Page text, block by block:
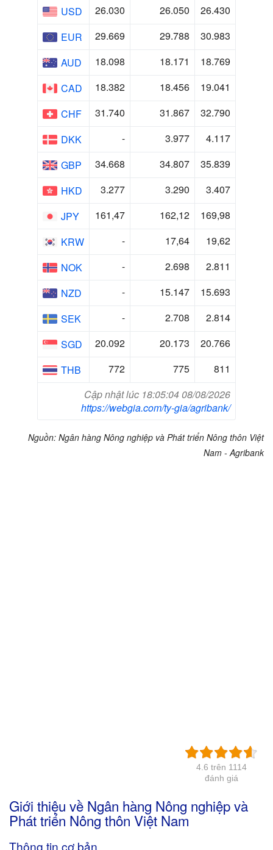
USD 26.030 26.050
26.430
EUR
29.669 29.788
30.983
AUD
18.098 18.171
18.769
CAD
18.382 18.456
19.041
CHF
. 4 .86
2.
DKK
- .
4.
GBP
4.668 4.8
5.8
HKD
.2 .2
.4
JPY
161,47 162,12
169,98
KRW
- 17,64
19,62
NOK
- 2.698
2.811
NZD
- 15.147
15.693
SEK
- 2.708
2.814
SGD
20.092 20.173
20.766
THB
772 775
811
Cập nhật lúc 18:05:04 08/08/2026
https://webgia.com/ty-gia/agribank/
Nguồn: Ngân hàng Nông nghiệp và Phát triển Nông thôn Việt
Nam - Agribank
4.6 trên 1114
đánh giá
Giới thiệu về Ngân hàng Nông nghiệp và
Phát triển Nông thôn Việt Nam
Thông tin cơ bản